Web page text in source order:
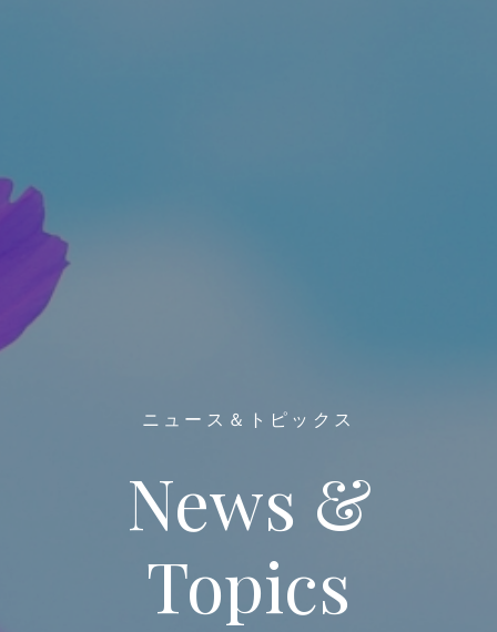
ニュース＆トピックス
News &
Topics